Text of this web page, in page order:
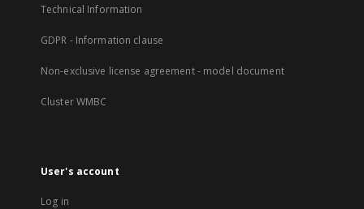
Technical Information
GDPR - Information clause
Non-exclusive license agreement - model document
Cluster WMBC
User's account
Log in